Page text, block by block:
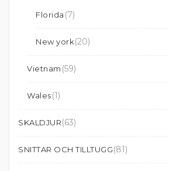
Florida (7)
New york(20)
Vietnam (59)
Wales(1)
SKALDJUR(63)
SNITTAR OCH TILLTUGG(81)